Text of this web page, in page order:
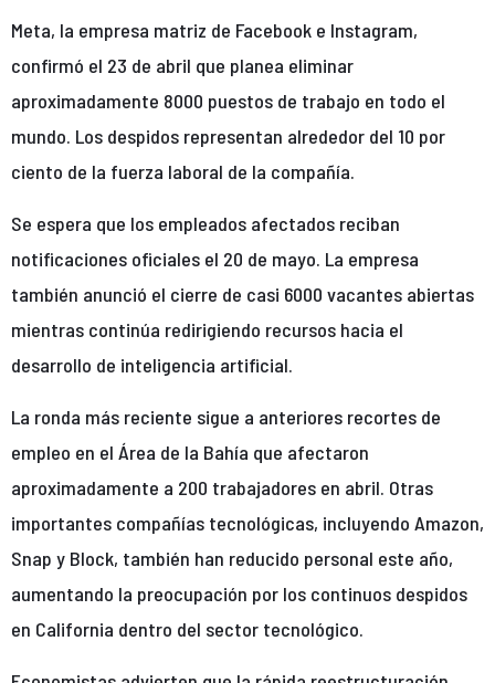
Meta, la empresa matriz de Facebook e Instagram,
confirmó el 23 de abril que planea eliminar
aproximadamente 8000 puestos de trabajo en todo el
mundo. Los despidos representan alrededor del 10 por
ciento de la fuerza laboral de la compañía.
Se espera que los empleados afectados reciban
notificaciones oficiales el 20 de mayo. La empresa
también anunció el cierre de casi 6000 vacantes abiertas
mientras continúa redirigiendo recursos hacia el
desarrollo de inteligencia artificial.
La ronda más reciente sigue a anteriores recortes de
empleo en el Área de la Bahía que afectaron
aproximadamente a 200 trabajadores en abril. Otras
importantes compañías tecnológicas, incluyendo Amazon,
Snap y Block, también han reducido personal este año,
aumentando la preocupación por los continuos despidos
en California dentro del sector tecnológico.